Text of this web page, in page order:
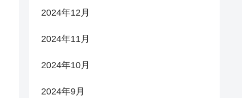
2024年12月
2024年11月
2024年10月
2024年9月